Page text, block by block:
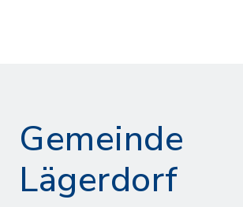
Gemeinde
Lägerdorf